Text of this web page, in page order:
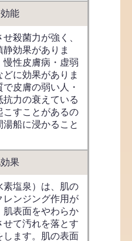
能
殺菌力が強く、
効果がありま
性皮膚病・虚弱
に効果がありま
皮膚の弱い人・
抗力の衰えている
こすことがあるの
船に浸かること
果
塩泉）は、肌の
レンジング作用が
肌表面をやわらか
せて汚れを落とす
します。肌の表面